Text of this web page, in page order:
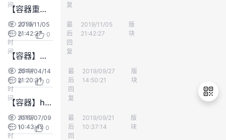
间
复
【容器重置】定位容器CPU冲高重置及对应APP的方法
发
布
时
间
2019/11/05
21:42:27
最
后
回
复
daiwei
2019/11/05
21:42:27
版
块
2795
0
0
【容器】固定容器IP地址的配置方法
发
布
时
间
2019/04/14
21:20:31
最
后
回
复
冯士曦
2019/09/27
14:50:21
版
块
8644
9
0
【容器】host和容器设置时区和时间
发
布
时
2019/07/09
10:43:42
最
后
回
闻诗强华为FAE
2019/09/21
10:37:14
版
块
4088
1
0